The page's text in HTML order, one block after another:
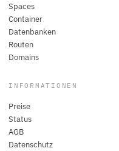
Spaces
Container
Datenbanken
Routen
Domains
INFORMATIONEN
Preise
Status
AGB
Datenschutz